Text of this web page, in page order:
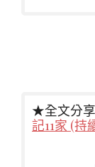
★全文分
記11家 (持